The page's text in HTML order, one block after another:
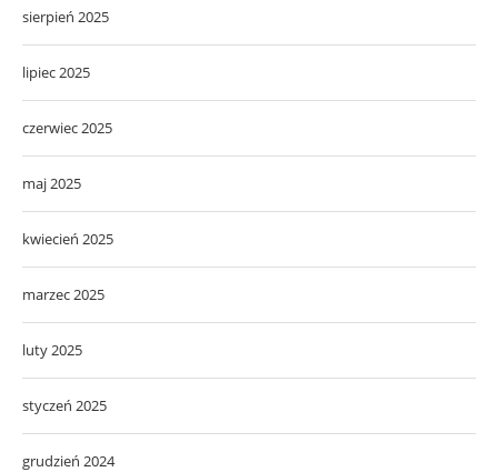
sierpień 2025
lipiec 2025
czerwiec 2025
maj 2025
kwiecień 2025
marzec 2025
luty 2025
styczeń 2025
grudzień 2024